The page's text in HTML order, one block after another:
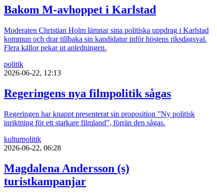
Bakom M-avhoppet i Karlstad
Moderaten Christian Holm lämnar sina politiska uppdrag i Karlstad
kommun och drar tillbaka sin kandidatur inför höstens riksdagsval.
Flera källor pekar ut anledningen.
politik
2026-06-22, 12:13
Regeringens nya filmpolitik sågas
Regeringen har knappt presenterat sin proposition ”Ny politisk
inriktning för ett starkare filmland”, förrän den sågas.
kulturpolitik
2026-06-22, 06:28
Magdalena Andersson (s)
turistkampanjar